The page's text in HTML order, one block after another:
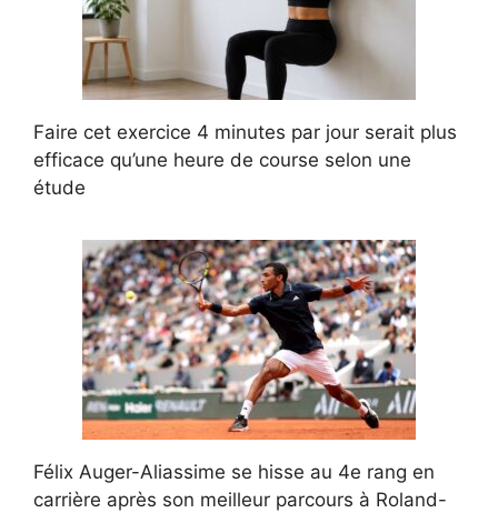
Faire cet exercice 4 minutes par jour serait plus
efficace qu’une heure de course selon une
étude
Félix Auger-Aliassime se hisse au 4e rang en
carrière après son meilleur parcours à Roland-